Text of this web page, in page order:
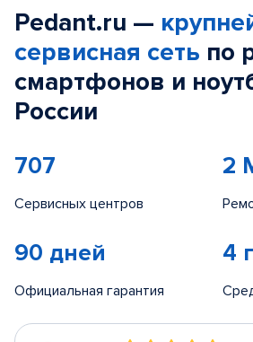
Pedant.ru —
сервисная сеть по
смартфонов и
России
707
Сервисных центров
2
90 дней
Официальная гарантия
4